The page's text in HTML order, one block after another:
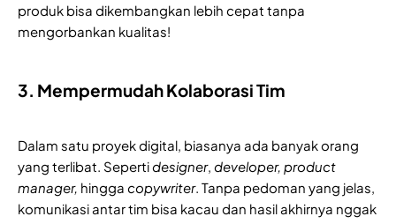
produk bisa dikembangkan lebih cepat tanpa
mengorbankan kualitas!
3. Mempermudah Kolaborasi Tim
Dalam satu proyek digital, biasanya ada banyak orang
yang terlibat. Sepertidesigner, developer, product
manager, hingga copywriter. Tanpa pedoman yang jelas,
komunikasi antar tim bisa kacau dan hasil akhirnya nggak